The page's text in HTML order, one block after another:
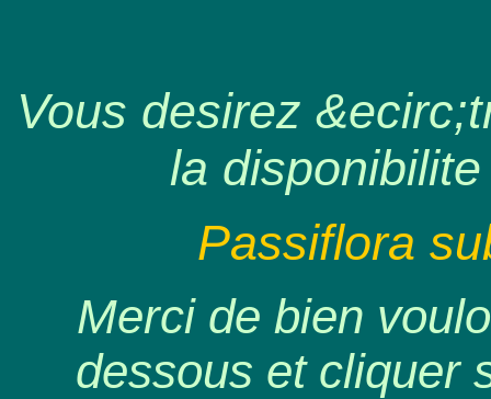
Vous desirez
la
Passiflora
Merci de bien
dessous et cliquer